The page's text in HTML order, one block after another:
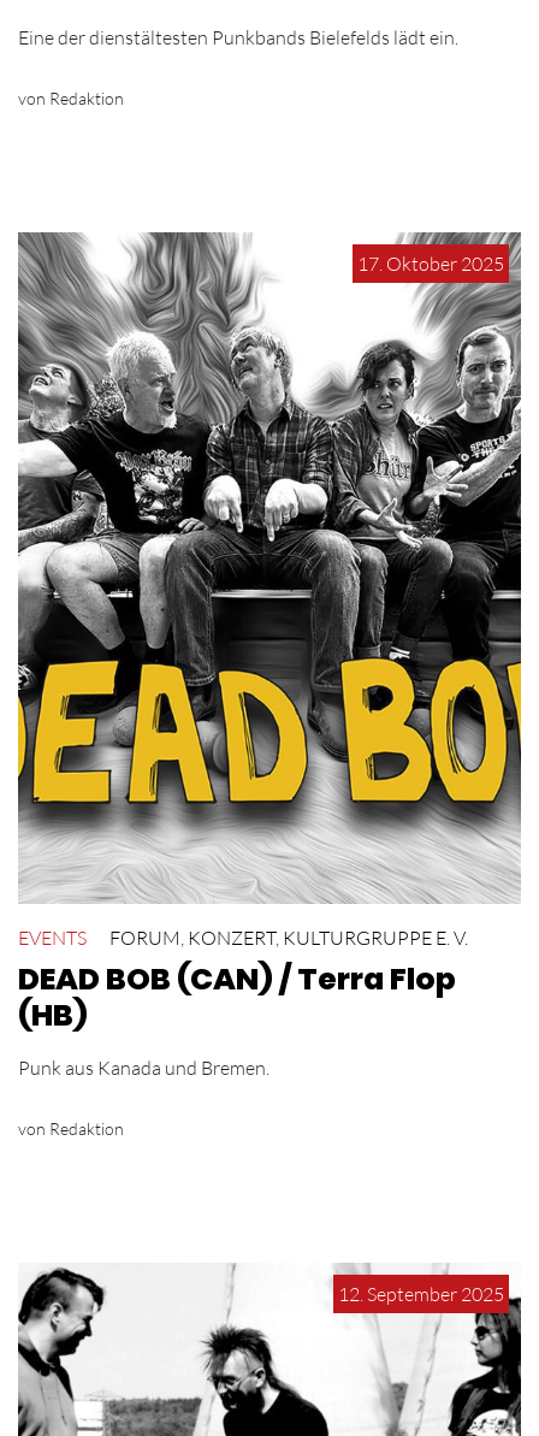
Eine der dienstältesten Punkbands Bielefelds lädt ein.
von Redaktion
17. Oktober 2025
EVENTS FORUM KONZERT, KULTURGRUPPE E. V.
DEAD BOB (CAN) / Terra Flop
(HB)
Punk aus Kanada und Bremen.
von Redaktion
12. September 2025